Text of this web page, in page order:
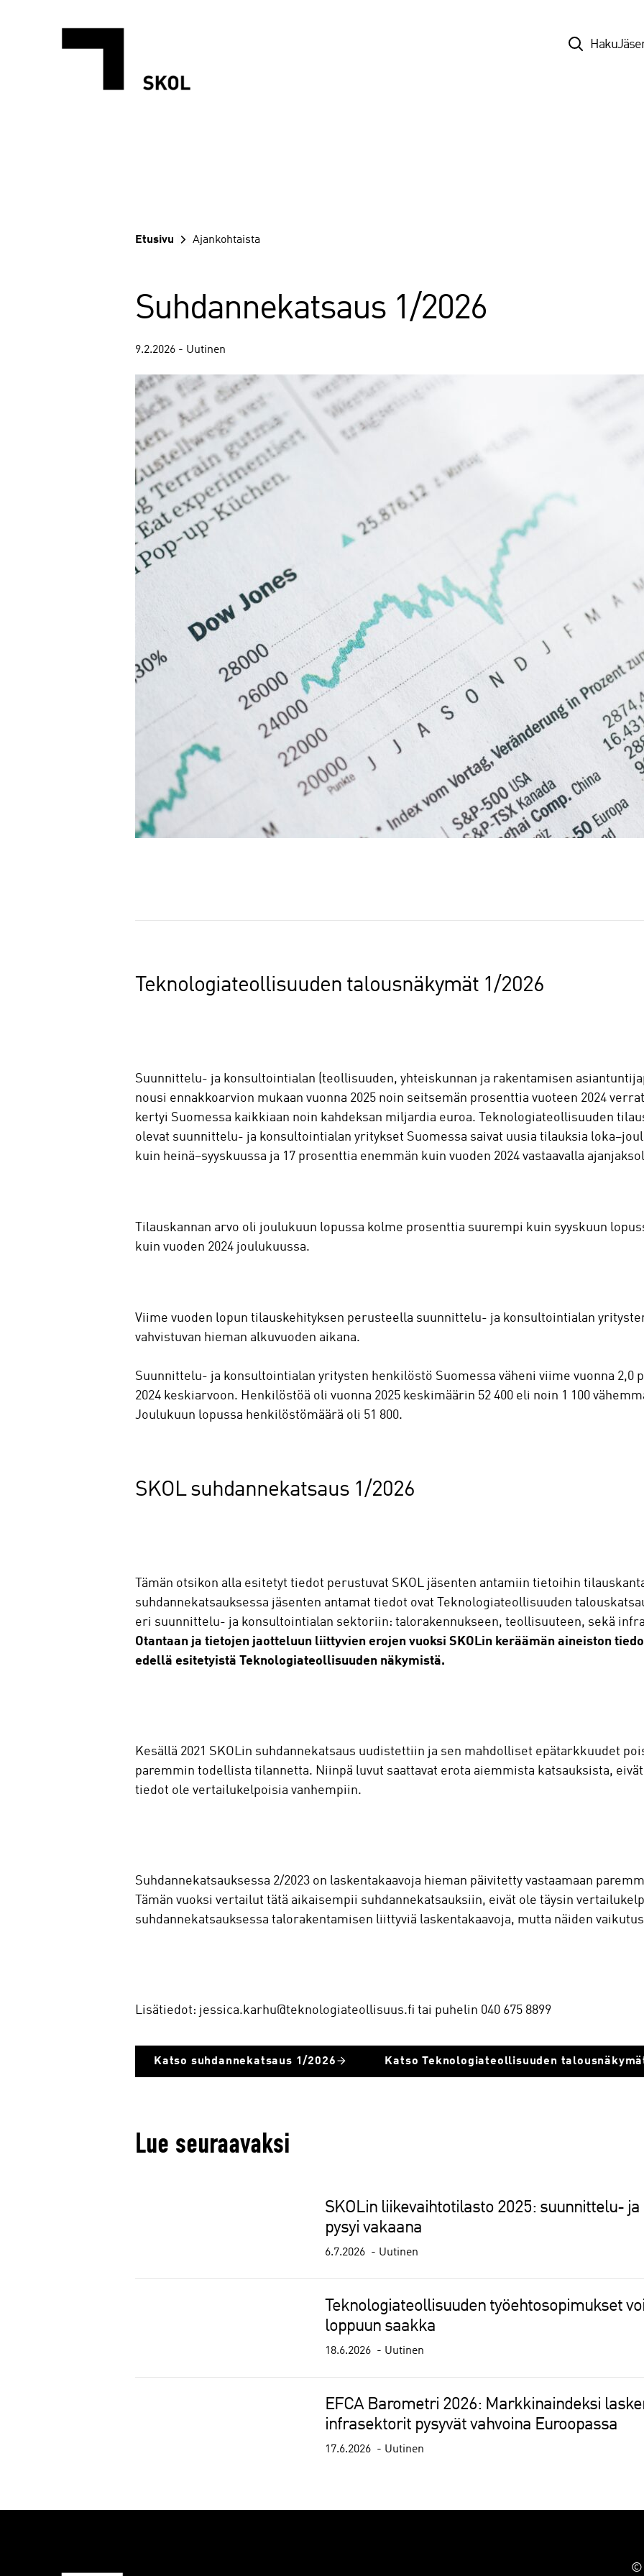
TopHaku
Etusivu Ajankohtaista
Suhdannekatsaus 1/2026
9.2.2026 - Uutinen
a
Teknologiateollisuuden talousnäkymät 1/2026
Suunnittelu- ja konsultointialan (teollisuuden, yhteiskunnan ja rakentamisen
nousi ennakkoarvion mukaan vuonna 2025 noin seitsemän prosenttia vuoteen 2024
kertyi Suomessa kaikkiaan noin kahdeksan miljardia euroa. Teknologiateollisuuden
olevat suunnittelu- ja konsultointialan yritykset Suomessa saivat uusia tilauksia
kuin heinä–syyskuussa ja 17 prosenttia enemmän kuin vuoden 2024 vastaavalla
Tilauskannan arvo oli joulukuun lopussa kolme prosenttia suurempi kuin syyskuun
kuin vuoden 2024 joulukuussa.
Viime vuoden lopun tilauskehityksen perusteella suunnittelu- ja konsultointialan
vahvistuvan hieman alkuvuoden aikana.
Suunnittelu- ja konsultointialan yritysten henkilöstö Suomessa väheni viime vuonna 2,0
2024 keskiarvoon. Henkilöstöä oli vuonna 2025 keskimäärin 52 400 eli noin 1 100
Joulukuun lopussa henkilöstömäärä oli 51 800.
SKOL suhdannekatsaus 1/2026
Tämän otsikon alla esitetyt tiedot perustuvat SKOL jäsenten antamiin tietoihin
suhdannekatsauksessa jäsenten antamat tiedot ovat Teknologiateollisuuden
eri suunnittelu- ja konsultointialan sektoriin: talorakennukseen, teollisuuteen, sekä
Otantaan ja tietojen jaotteluun liittyvien erojen vuoksi SKOLin keräämän aineiston
edellä esitetyistä Teknologiateollisuuden näkymistä.
Kesällä 2021 SKOLin suhdannekatsaus uudistettiin ja sen mahdolliset epätarkkuudet
paremmin todellista tilannetta. Niinpä luvut saattavat erota aiemmista katsauksista,
tiedot ole vertailukelpoisia vanhempiin.
Suhdannekatsauksessa 2/2023 on laskentakaavoja hieman päivitetty vastaamaan
Tämän vuoksi vertailut tätä aikaisempii suhdannekatsauksiin, eivät ole täysin
suhdannekatsauksessa talorakentamisen liittyviä laskentakaavoja, mutta näiden
Lisätiedot: jessica.karhu@teknologiateollisuus.fi tai puhelin 040 675 8899
Katso suhdannekatsaus 1/2026 Katso Teknologiateollisuuden
Lue seuraavaksi
SKOLin liikevaihtotilasto 2025: suunnittelu-
pysyi vakaana
6.7.2026 Uutinen
Teknologiateollisuuden työehtosopimukset
loppuun saakka
18.6.2026 Uutinen
EFCA Barometri 2026: Markkinaindeksi
infrasektorit pysyvät vahvoina Euroopassa
17.6.2026 Uutinen
©